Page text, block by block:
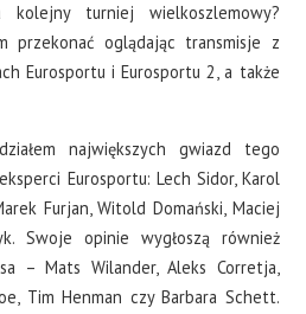
turniej wielkoszlemowy?
przekonać oglądając transmisje z
Eurosportu i Eurosportu 2, a także
największych gwiazd tego
Eurosportu: Lech Sidor, Karol
Furjan, Witold Domański, Maciej
Swoje opinie wygłoszą również
– Mats Wilander, Aleks Corretja,
Tim Henman czy Barbara Schett.